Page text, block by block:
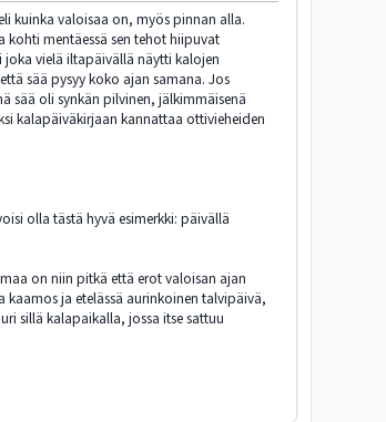
kuinka valoisaa on, myös pinnan alla.
mentäessä sen tehot hiipuvat
joka vielä iltapäivällä näytti kalojen
sää pysyy koko ajan samana. Jos
sää oli synkän pilvinen, jälkimmäisenä
kalapäiväkirjaan kannattaa ottivieheiden
olla tästä hyvä esimerkki: päivällä
on niin pitkä että erot valoisan ajan
ja etelässä aurinkoinen talvipäivä,
sillä kalapaikalla, jossa itse sattuu